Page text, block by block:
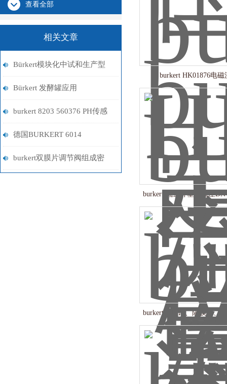
查看全部
相关文章
Bürkert模块化中试和生产型
UF超滤系统解决方案
Bürkert 发酵罐应用
burkert 8203 560376 PH传感
器
德国BURKERT 6014
00501211电磁阀
burkert双膜片调节阀组成密
burkert HK01876电磁
burkert 流量计塑料底座
burkert流量计、隔膜阀、